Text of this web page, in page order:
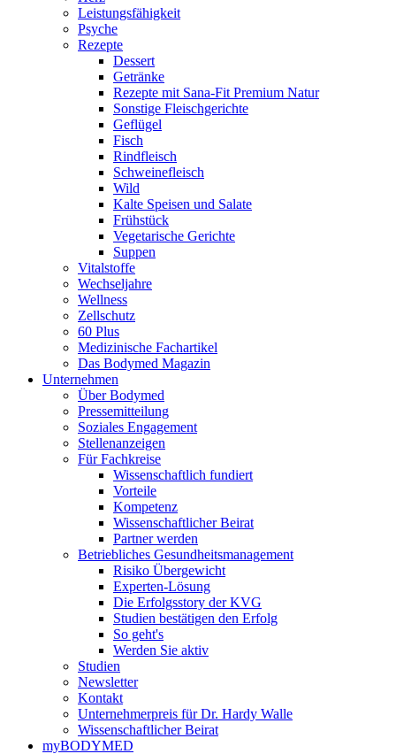
Leistungsfähigkeit
Psyche
Rezepte
Dessert
Getränke
Rezepte mit Sana-Fit Premium Natur
Sonstige Fleischgerichte
Geflügel
Fisch
Rindfleisch
Schweinefleisch
Wild
Kalte Speisen und Salate
Frühstück
Vegetarische Gerichte
Suppen
Vitalstoffe
Wechseljahre
Wellness
Zellschutz
60 Plus
Medizinische Fachartikel
Das Bodymed Magazin
Unternehmen
Über Bodymed
Pressemitteilung
Soziales Engagement
Stellenanzeigen
Für Fachkreise
Wissenschaftlich fundiert
Vorteile
Kompetenz
Wissenschaftlicher Beirat
Partner werden
Betriebliches Gesundheitsmanagement
Risiko Übergewicht
Experten-Lösung
Die Erfolgsstory der KVG
Studien bestätigen den Erfolg
So geht's
Werden Sie aktiv
Studien
Newsletter
Kontakt
Unternehmerpreis für Dr. Hardy Walle
Wissenschaftlicher Beirat
myBODYMED